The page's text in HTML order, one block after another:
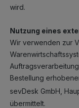
wird.
Nutzung eines
Wir verwenden zur
Bestellung
sevDesk GmbH,
übermittelt.